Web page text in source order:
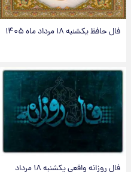
فال حافظ یکشنبه ۱۸ مرداد ماه ۱۴۰۵
فال روزانه واقعی یکشنبه ۱۸ مرداد